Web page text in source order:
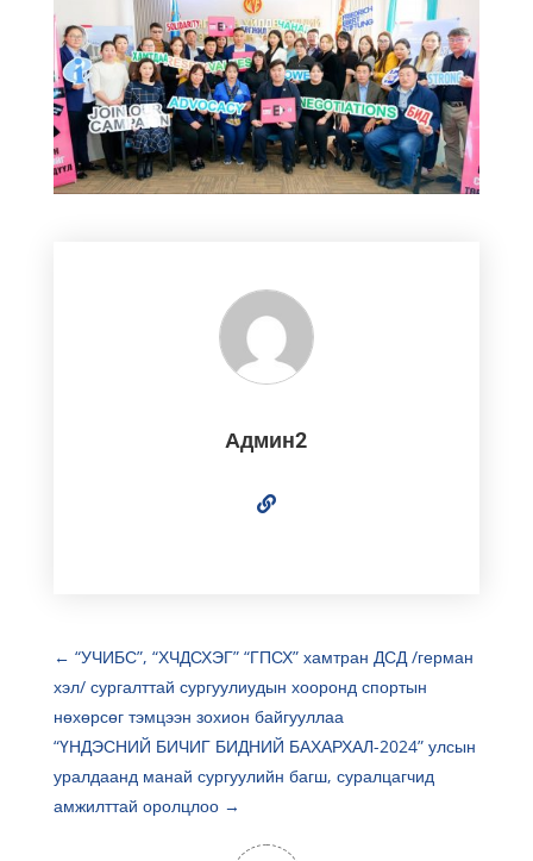
Админ2
← “УЧИБС”, “ХЧДСХЭГ” “ГПСХ” хамтран ДСД /герман
хэл/ сургалттай сургуулиудын хооронд спортын
нөхөрсөг тэмцээн зохион байгууллаа
“ҮНДЭСНИЙ БИЧИГ БИДНИЙ БАХАРХАЛ-2024” улсын
уралдаанд манай сургуулийн багш, суралцагчид
амжилттай оролцлоо →